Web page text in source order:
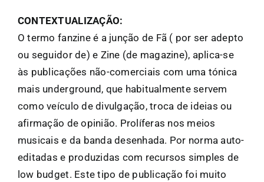
CONTEXTUALIZAÇÃO:
O termo fanzine é a junção de Fã ( por ser adepto
ou seguidor de) e Zine (de magazine), aplica-se
às publicações não-comerciais com uma tónica
mais underground, que habitualmente servem
como veículo de divulgação, troca de ideias ou
afirmação de opinião. Prolíferas nos meios
musicais e da banda desenhada. Por norma auto-
editadas e produzidas com recursos simples de
low budget. Este tipo de publicação foi muito